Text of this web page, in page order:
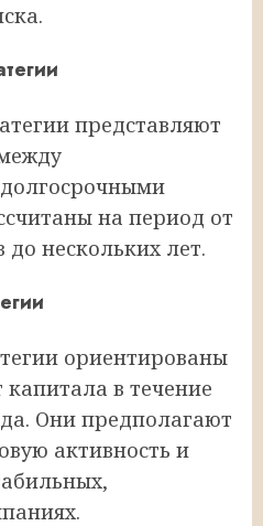
представляют
на период от
до нескольких лет.
ориентированы
в течение
Они предполагают
активность и